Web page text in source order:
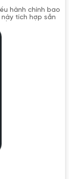
hành chính bao
tích hợp sẵn
Scikit-learn và
cài đặt và cấu